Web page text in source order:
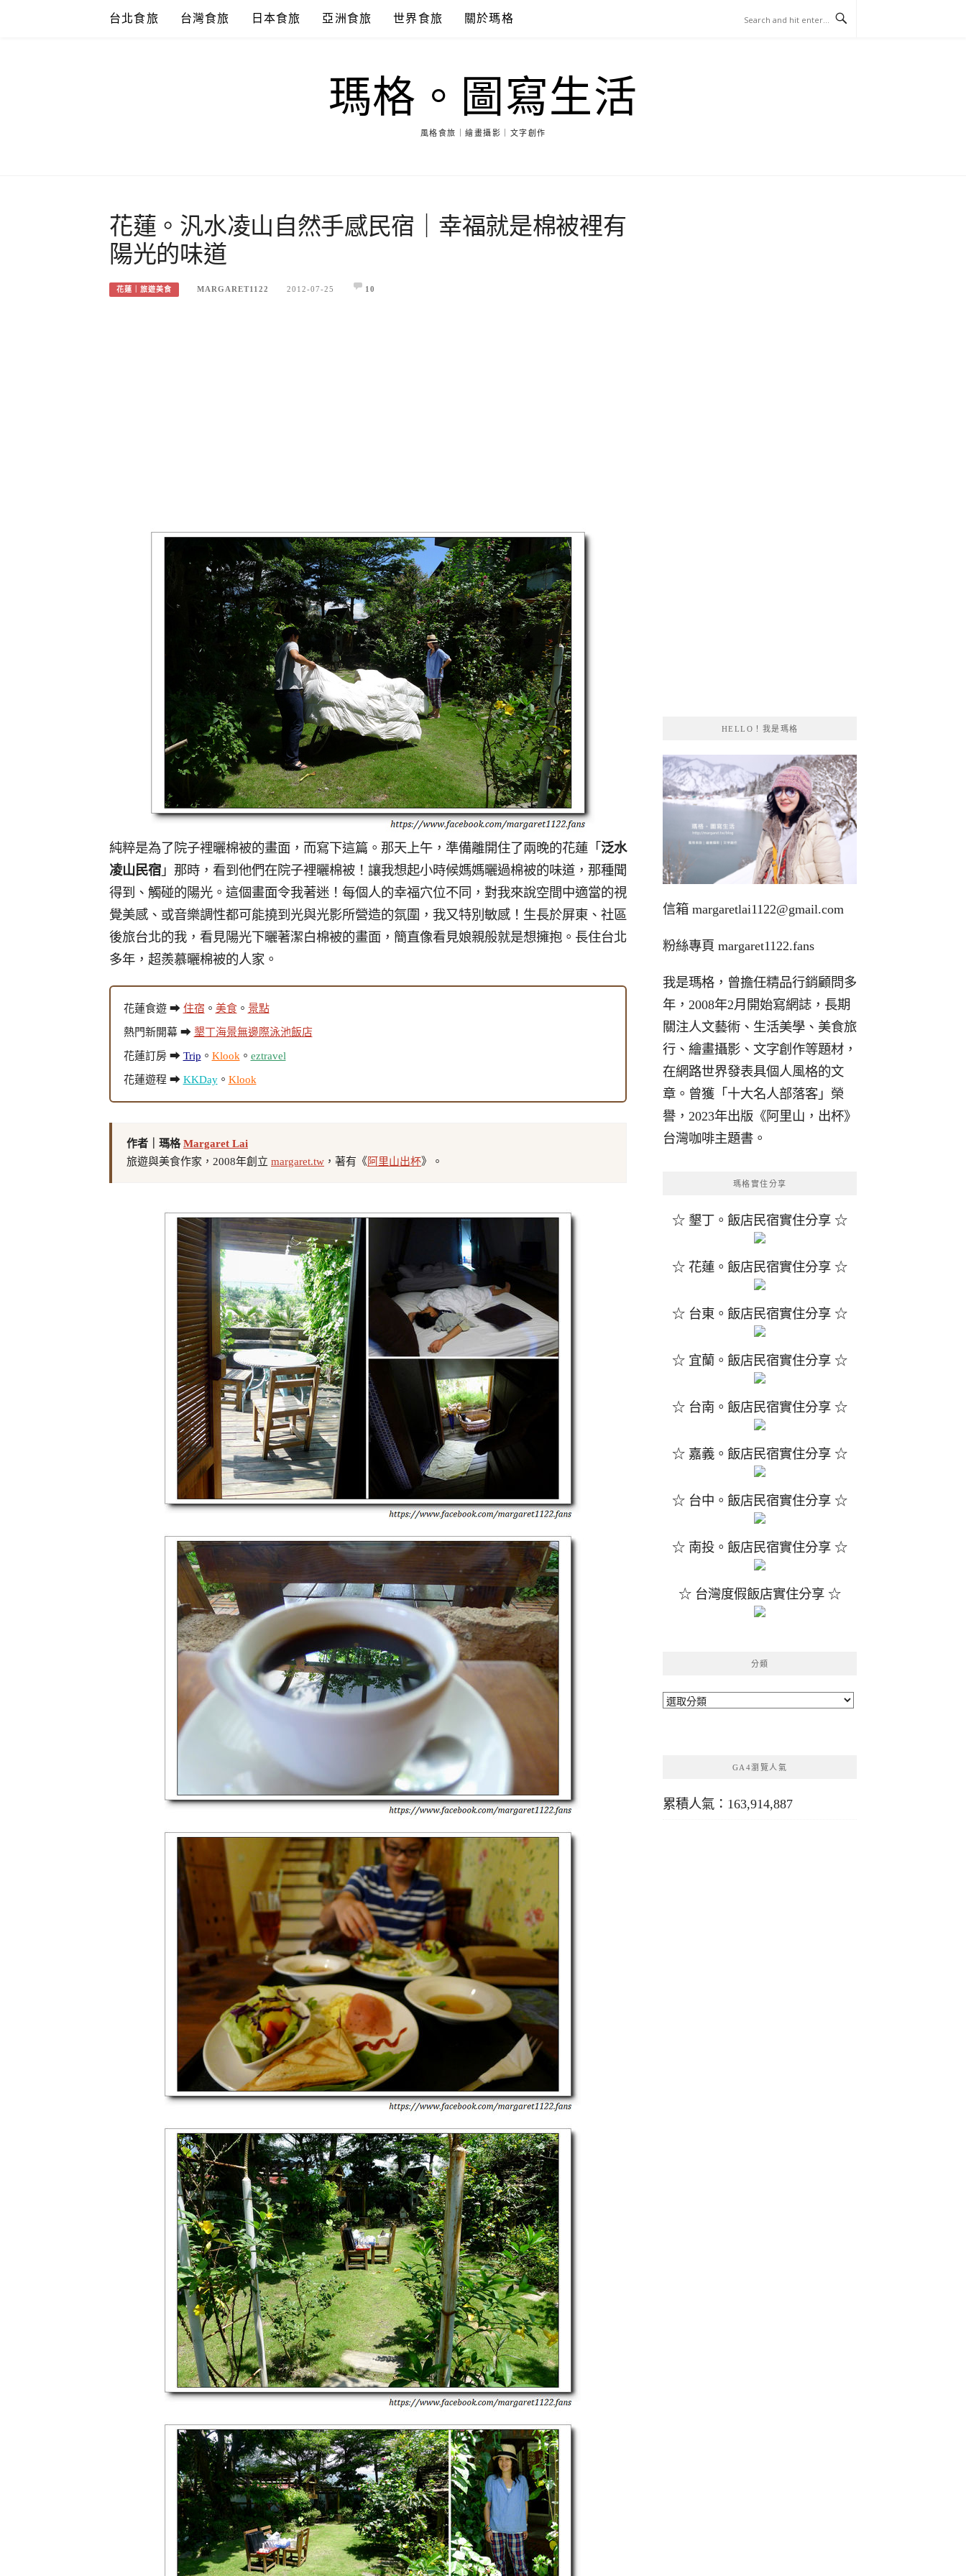
台北食旅 台灣食旅 日本食旅 亞洲食旅 世界食旅 關於瑪格
瑪格。圖寫生活
風格食旅｜繪畫攝影｜文字創作
花蓮。汎水凌山自然手感民宿｜幸福就是棉被裡有
陽光的味道
花蓮｜旅遊美食 MARGARET1122 2012-07-25 10
純粹是為了院子裡曬棉被的畫面，而寫下這篇。那天上午，準備離開住了兩晚的花蓮「 泛水
凌山民宿 」那時，看到他們在院子裡曬棉被！讓我想起小時候媽媽曬過棉被的味道，那種聞
得到、觸碰的陽光。這個畫面令我著迷！每個人的幸福穴位不同，對我來說空間中適當的視
覺美感、或音樂調性都可能撓到光與光影所營造的氛圍，我又特別敏感！生長於屏東、社區
後旅台北的我，看見陽光下曬著潔白棉被的畫面，簡直像看見娘親般就是想擁抱。長住台北
多年，超羨慕曬棉被的人家。
花蓮食遊 ➡ 住宿 。 美食。 景點
熱門新開幕 ➡ 墾丁海景無邊際泳池飯店
花蓮訂房 ➡ Trip 。 Klook 。 eztravel
花蓮遊程 ➡ KKDay。 Klook
作者｜瑪格Margaret Lai
旅遊與美食作家，2008年創立 margaret.tw ，著有《阿里山出杯》。
HELLO！我是瑪格
信箱 margaretlai1122@gmail.com
粉絲專頁 margaret1122.fans
我是瑪格，曾擔任精品行銷顧問多
年，2008年2月開始寫網誌，長期
關注人文藝術、生活美學、美食旅
行、繪畫攝影、文字創作等題材，
在網路世界發表具個人風格的文
章。曾獲「十大名人部落客」榮
譽，2023年出版《阿里山，出杯》
台灣咖啡主題書。
瑪格實住分享
☆ 墾丁。飯店民宿實住分享 ☆
☆ 花蓮。飯店民宿實住分享 ☆
☆ 台東。飯店民宿實住分享 ☆
☆ 宜蘭。飯店民宿實住分享 ☆
☆ 台南。飯店民宿實住分享 ☆
☆ 嘉義。飯店民宿實住分享 ☆
☆ 台中。飯店民宿實住分享 ☆
☆ 南投。飯店民宿實住分享 ☆
☆ 台灣度假飯店實住分享 ☆
分類
分
GA4瀏覽人氣
累積人氣：163,914,887